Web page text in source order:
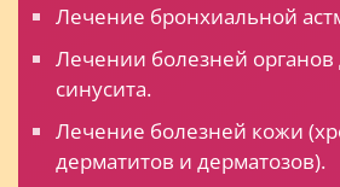
Лечение бронхиальной
Лечении болезней
синусита.
Лечение болезней кожи
дерматитов и дерматозов).